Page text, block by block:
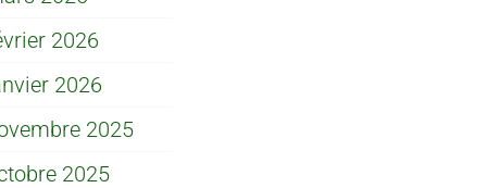
2026
2026
2025
2025